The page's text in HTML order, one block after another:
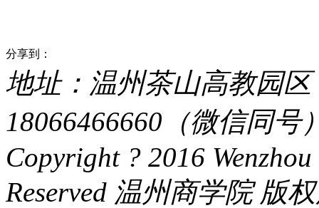
分享到：
地址：温州茶山高教园区
18066466660（微信同号
Copyright ? 2016
Reserved 温州商学院 版